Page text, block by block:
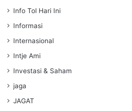
Info Tol Hari Ini
Informasi
Internasional
Intje Ami
Investasi & Saham
jaga
JAGAT